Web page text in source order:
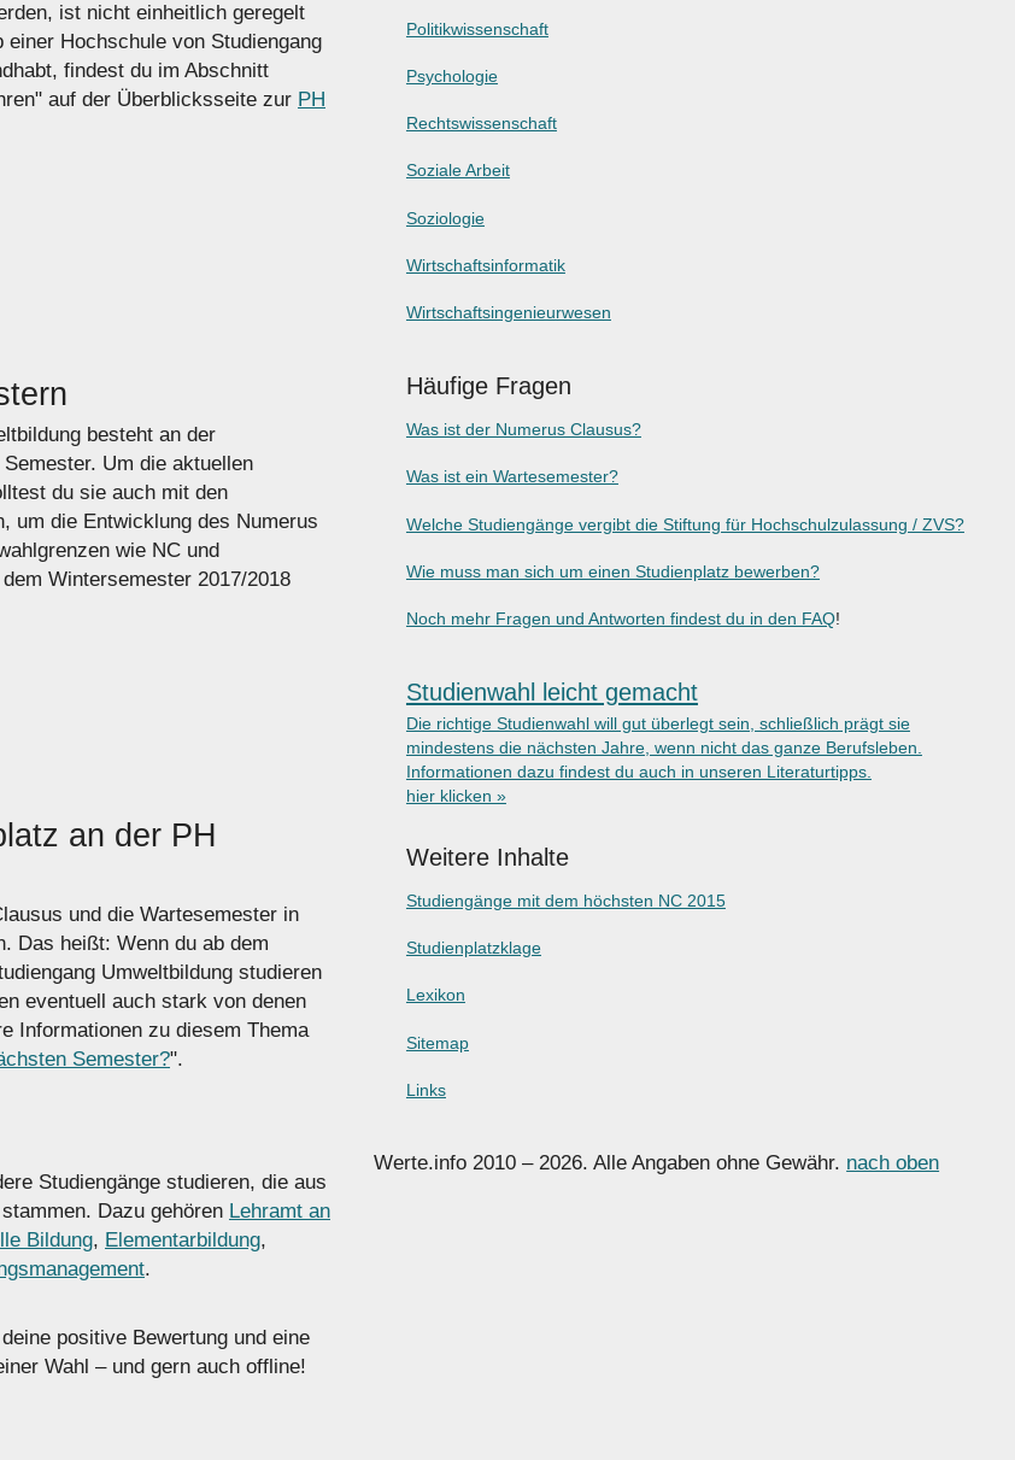
ist nicht einheitlich geregelt
Hochschule von Studiengang
findest du im Abschnitt
auf der Überblicksseite zur PH
besteht an der
Um die aktuellen
du sie auch mit den
um die Entwicklung des Numerus
wie NC und
Wintersemester 2017/2018
an der PH
und die Wartesemester in
Das heißt: Wenn du ab dem
Umweltbildung studieren
eventuell auch stark von denen
Informationen zu diesem Thema
Semester?".
Studiengänge studieren, die aus
Dazu gehören Lehramt an
Bildung, Elementarbildung,
.
positive Bewertung und eine
Wahl – und gern auch offline!
Politikwissenschaft
Psychologie
Rechtswissenschaft
Soziale Arbeit
Soziologie
Wirtschaftsinformatik
Wirtschaftsingenieurwesen
Häufige Fragen
Was ist der Numerus Clausus?
Was ist ein Wartesemester?
Welche Studiengänge vergibt die Stiftung für Hochschulzulassung / ZVS?
Wie muss man sich um einen Studienplatz bewerben?
Noch mehr Fragen und Antworten findest du in den FAQ!
Studienwahl leicht gemacht
Die richtige Studienwahl will gut überlegt sein, schließlich prägt sie
mindestens die nächsten Jahre, wenn nicht das ganze Berufsleben.
Informationen dazu findest du auch in unseren Literaturtipps.
hier klicken »
Weitere Inhalte
Studiengänge mit dem höchsten NC 2015
Studienplatzklage
Lexikon
Sitemap
Links
Werte.info 2010 – 2026. Alle Angaben ohne Gewähr. nach oben